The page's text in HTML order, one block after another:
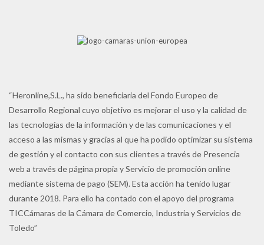
“Heronline,S.L., ha sido beneficiaria del Fondo Europeo de
Desarrollo Regional cuyo objetivo es mejorar el uso y la calidad de
las tecnologías de la información y de las comunicaciones y el
acceso a las mismas y gracias al que ha podido optimizar su sistema
de gestión y el contacto con sus clientes a través de Presencia
web a través de página propia y Servicio de promoción online
mediante sistema de pago (SEM). Esta acción ha tenido lugar
durante 2018. Para ello ha contado con el apoyo del programa
TICCámaras de la Cámara de Comercio, Industria y Servicios de
Toledo”